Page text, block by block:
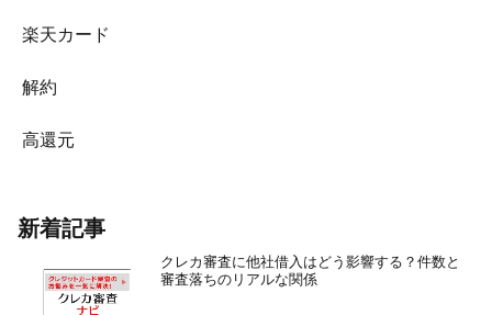
楽天カード
解約
高還元
新着記事
クレカ審査に他社借入はどう影響する？件数と
審査落ちのリアルな関係